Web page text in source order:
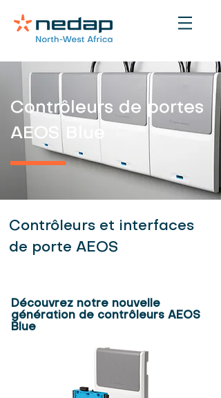
Contrôleurs de portes
AEOS Blue
Contrôleurs et interfaces
de porte AEOS
Découvrez notre nouvelle
génération de contrôleurs AEOS
Blue